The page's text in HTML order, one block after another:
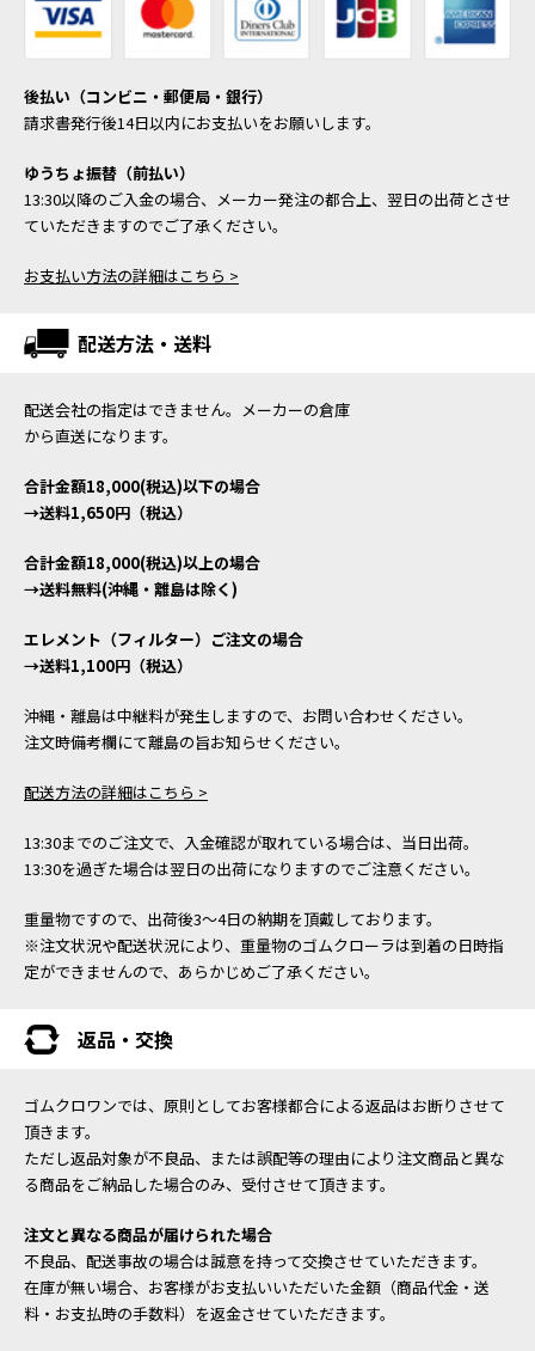
後払い（コンビニ・郵便局・銀行）
請求書発行後14日以内にお支払いをお願いします。
ゆうちょ振替（前払い）
13:30以降のご入金の場合、メーカー発注の都合上、翌日の出荷とさせ
ていただきますのでご了承ください。
お支払い方法の詳細はこちら >
配送方法・送料
配送会社の指定はできません。メーカーの倉庫
から直送になります。
合計金額18,000(税込)以下の場合
→送料1,650円（税込）
合計金額18,000(税込)以上の場合
→送料無料(沖縄・離島は除く)
エレメント（フィルター）ご注文の場合
→送料1,100円（税込）
沖縄・離島は中継料が発生しますので、お問い合わせください。
注文時備考欄にて離島の旨お知らせください。
配送方法の詳細はこちら >
13:30までのご注文で、入金確認が取れている場合は、当日出荷。
13:30を過ぎた場合は翌日の出荷になりますのでご注意ください。
重量物ですので、出荷後3～4日の納期を頂戴しております。
※注文状況や配送状況により、重量物のゴムクローラは到着の日時指
定ができませんので、あらかじめご了承ください。
返品・交換
ゴムクロワンでは、原則としてお客様都合による返品はお断りさせて
頂きます。
ただし返品対象が不良品、または誤配等の理由により注文商品と異な
る商品をご納品した場合のみ、受付させて頂きます。
注文と異なる商品が届けられた場合
不良品、配送事故の場合は誠意を持って交換させていただきます。
在庫が無い場合、お客様がお支払いいただいた金額（商品代金・送
料・お支払時の手数料）を返金させていただきます。